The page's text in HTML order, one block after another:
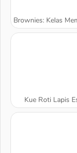
Brownies: Kelas
Kue Roti Lapis